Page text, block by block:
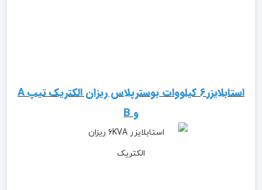
استابلایزر6 کیلووات بوسترپلاس ریزان الکتریک تیپ A
و B